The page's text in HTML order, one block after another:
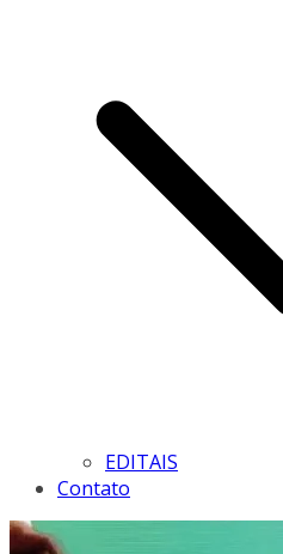
EDITAIS
Contato